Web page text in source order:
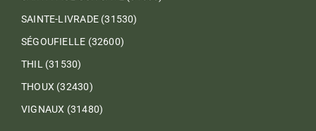
SAINTE-LIVRADE (31530)
SÉGOUFIELLE (32600)
THIL (31530)
THOUX (32430)
VIGNAUX (31480)